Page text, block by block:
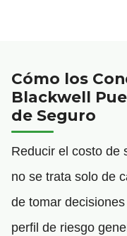
Cómo los
Blackwell
de Seguro
Reducir el costo de
no se trata solo de
de tomar
perfil de riesgo